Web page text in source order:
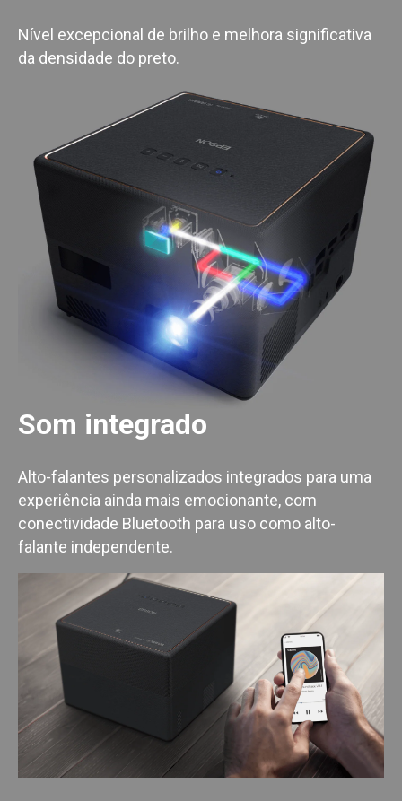
Nível excepcional de brilho e melhora significativa
da densidade do preto.
Som integrado
Alto-falantes personalizados integrados para uma
experiência ainda mais emocionante, com
conectividade Bluetooth para uso como alto-
falante independente.